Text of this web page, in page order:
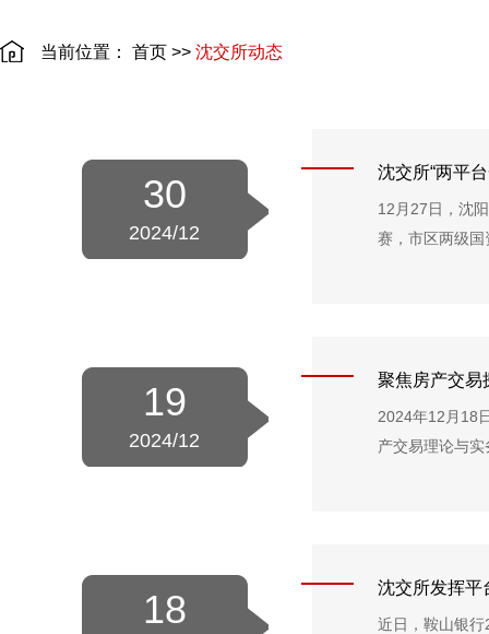
当前位置： 首页 >> 沈交所动态
30
2024/12
沈交所“两平
12月27日，沈
赛，市区两级
19
2024/12
聚焦房产交易
2024年12月18
产交易理论与
18 沈交所发挥平
近日，鞍山银行